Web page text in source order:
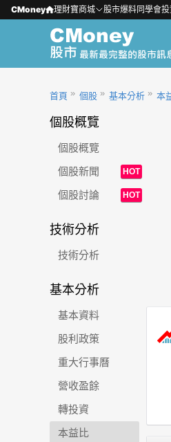
CMoney 理財寶商城 股市爆料同學會
首頁 個股 基本分析 本
個股概覽
個股概覽
個股新聞
HOT
個股討論 HOT
技術分析
技術分析
基本分析
基本資料
股利政策
重大行事曆
營收盈餘
轉投資
本益比